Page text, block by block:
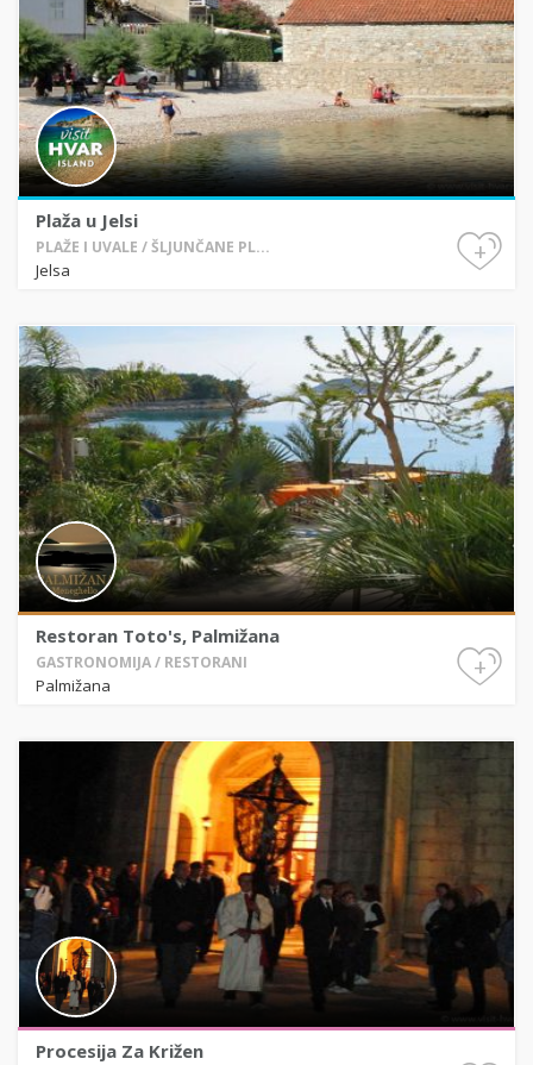
Plaža u Jelsi
PLAŽE I UVALE / ŠLJUNČANE PL...
Jelsa
+
Restoran Toto's, Palmižana
GASTRONOMIJA / RESTORANI
Palmižana
+
Procesija Za Križen